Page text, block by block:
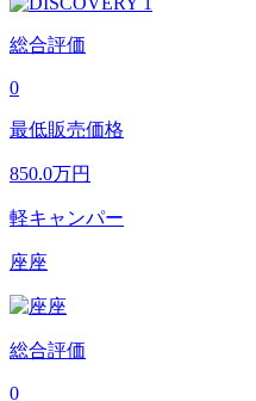
総合評価
0
最低販売価格
850.0万円
軽キャンパー
座座
総合評価
0